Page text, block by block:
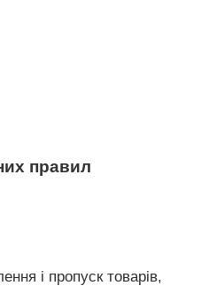
правил
і пропуск товарів,